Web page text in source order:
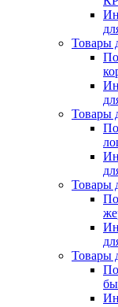
Товары
Товары
Товары
Товары